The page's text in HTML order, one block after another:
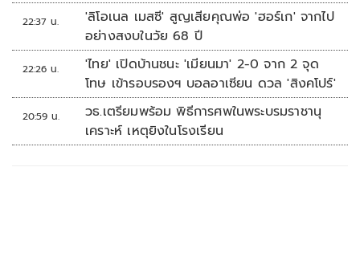
22:37 น.
'ลิโอเนล เมสซี' สูญเสียคุณพ่อ 'ฮอร์เก' จากไป
อย่างสงบในวัย 68 ปี
22:26 น.
'ไทย' เปิดบ้านชนะ 'เมียนมา' 2-0 จาก 2 จุด
โทษ เข้ารอบรองฯ บอลอาเซียน ดวล 'สิงคโปร์'
20:59 น.
วธ.เตรียมพร้อม พิธีการศพในพระบรมราชานุ
เคราะห์ เหตุยิงในโรงเรียน